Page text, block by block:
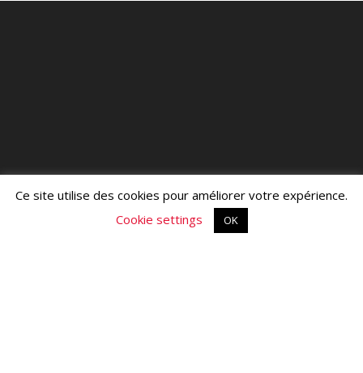
Ce site utilise des cookies pour améliorer votre expérience.
Cookie settings
OK